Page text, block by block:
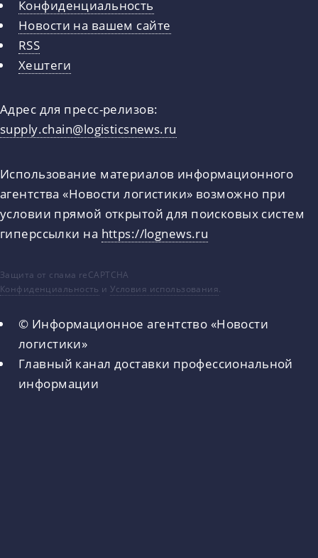
Конфиденциальность
Новости на вашем сайте
RSS
Хештеги
Адрес для пресс-релизов:
supply.chain@logisticsnews.ru
Использование материалов информационного
агентства «Новости логистики» возможно при
условии прямой открытой для поисковых систем
гиперссылки на https://lognews.ru
Защита от спама reCAPTCHA
Конфиденциальность иУсловия использования.
© Информационное агентство «Новости
логистики»
Главный канал доставки профессиональной
информации